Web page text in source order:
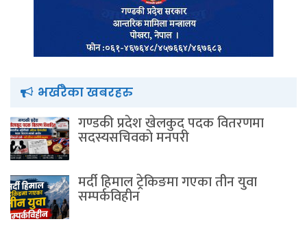
भर्खरैका खबरहरु
गण्डकी प्रदेश खेलकुद पदक वितरणमा
सदस्यसचिवकाे मनपरी
मर्दी हिमाल ट्रेकिङमा गएका तीन युवा
सम्पर्कविहीन